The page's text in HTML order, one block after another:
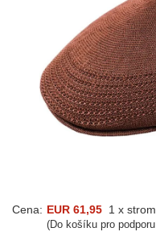
Cena: EUR 61,95 1 x strom
(Do košíku pro podporu